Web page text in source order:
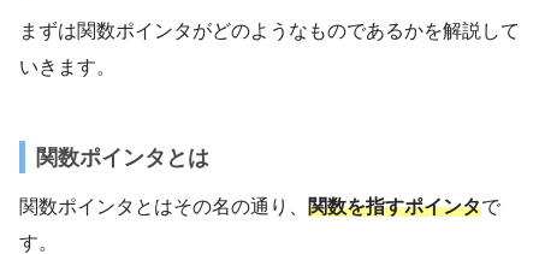
まずは関数ポインタがどのようなものであるかを解説して
いきます。
関数ポインタとは
関数ポインタとはその名の通り、 関数を指すポインタで
す。